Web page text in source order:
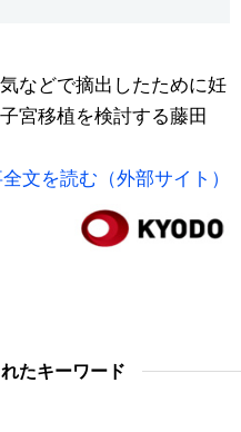
などで摘出したために妊
宮移植を検討する藤田
文を読む（外部サイト）
たキーワード